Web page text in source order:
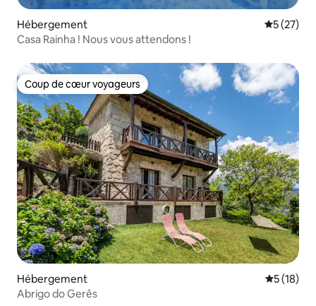
Hébergement
5 (27)
Casa Rainha ! Nous vous attendons !
Coup de cœur voyageurs
Coup de cœur voyageurs
Hébergement
5 (18)
Abrigo do Gerês